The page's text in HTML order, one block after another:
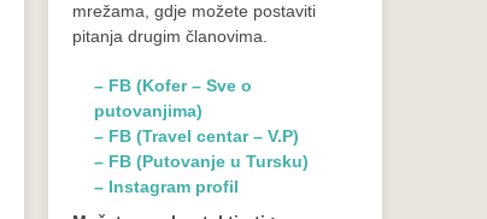
mrežama, gdje možete postaviti
pitanja drugim članovima.
– FB (Kofer – Sve o
putovanjima)
– FB (Travel centar – V.P)
– FB (Putovanje u Tursku)
– Instagram profil